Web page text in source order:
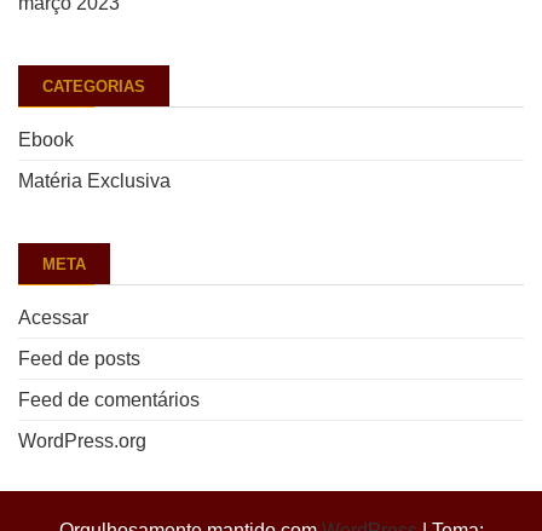
CATEGORIAS
Ebook
Matéria Exclusiva
META
Acessar
Feed de posts
Feed de comentários
WordPress.org